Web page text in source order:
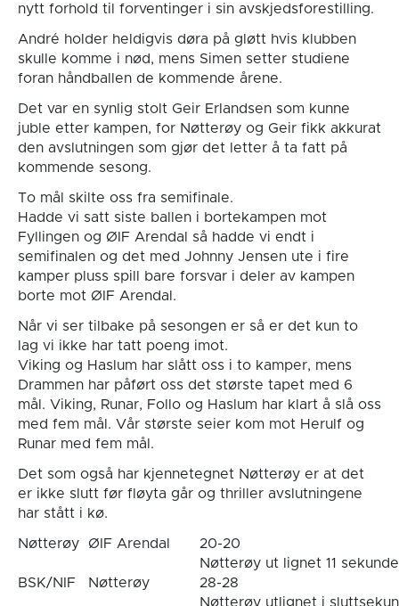
nytt forhold til forventinger i sin avskjedsforestilling.
André holder heldigvis døra på gløtt hvis klubben
skulle komme i nød, mens Simen setter studiene
foran håndballen de kommende årene.
Det var en synlig stolt Geir Erlandsen som kunne
juble etter kampen, for Nøtterøy og Geir fikk akkurat
den avslutningen som gjør det letter å ta fatt på
kommende sesong.
To mål skilte oss fra semifinale.
Hadde vi satt siste ballen i bortekampen mot
Fyllingen og ØIF Arendal så hadde vi endt i
semifinalen og det med Johnny Jensen ute i fire
kamper pluss spill bare forsvar i deler av kampen
borte mot ØIF Arendal.
Når vi ser tilbake på sesongen er så er det kun to
lag vi ikke har tatt poeng imot.
Viking og Haslum har slått oss i to kamper, mens
Drammen har påført oss det største tapet med 6
mål. Viking, Runar, Follo og Haslum har klart å slå oss
med fem mål. Vår største seier kom mot Herulf og
Runar med fem mål.
Det som også har kjennetegnet Nøtterøy er at det
er ikke slutt før fløyta går og thriller avslutningene
har stått i kø.
Nøtterøy ØIF Arendal
20-20
Nøtterøy ut lignet 11
BSK/NIF
Nøtterøy
28-28
Nøtterøy utlignet i